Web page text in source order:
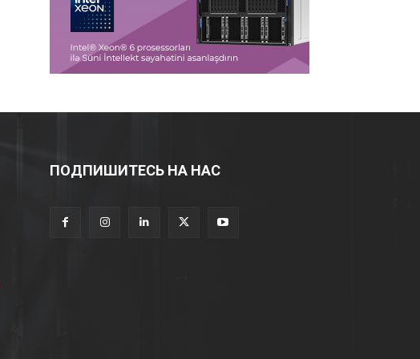
ПОДПИШИТЕСЬ НА НАС